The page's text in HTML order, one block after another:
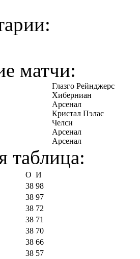
матчи:
Глазго Рейнджерс
Хиберниан
Арсенал
Кристал Пэлас
Челси
Арсенал
Арсенал
таблица:
О И
38 98
38 97
38 72
38 71
38 70
38 66
38 57